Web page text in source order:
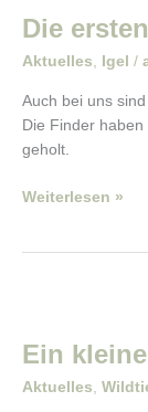
Die
Aktuelles Igel /
Auch bei uns
Die Finder
geholt.
Igelbabys
Weiterlesen »
Ein
Aktuelles
Spitzmauskind